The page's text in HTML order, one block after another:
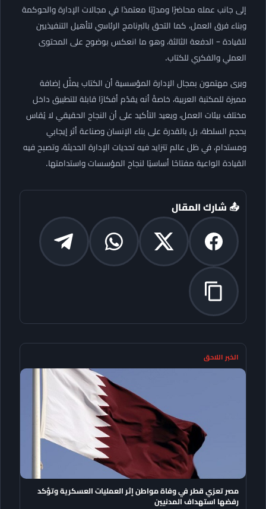
إلى جانب عمله محاضرًا ومدرّبًا معتمدًا في مجالات الإدارة والحوكمة
وبناء فرق العمل، كما التحق بالبرنامج الرئاسي لتأهيل التنفيذيين
للقيادة – الدفعة الثالثة، وهو ما انعكس بوضوح على المحتوى
العملي والفكري للكتاب.
ويرى مهتمون بمجال الإدارة المؤسسية أن الكتاب يمثّل إضافة
مميزة للمكتبة العربية، خاصةً أنه يقدّم أفكارًا قابلة للتطبيق داخل
مختلف بيئات العمل، ويعيد التأكيد على أن النجاح الحقيقي لا يُقاس
بحجم السلطة، بل بالقدرة على بناء الإنسان وصناعة أثر إيجابي
ومستدام، في ظل عالم تتزايد فيه تحديات الإدارة الحديثة، وتصبح فيه
القيادة الواعية مفتاحًا أساسيًا لنجاح المؤسسات واستدامتها.
📤 شارك المقال
الخبر اللاحق
مصر تعزي قطر في وفاة مواطن إثر العمليات العسكرية وتؤكد
رفضها استهداف المدنيين